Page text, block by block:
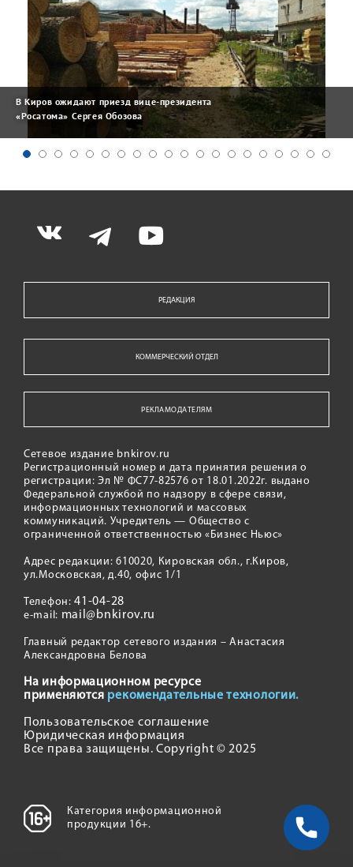
В Киров ожидают приезд вице-президента
«Росатома» Сергея Обозова
РЕДАКЦИЯ
КОММЕРЧЕСКИЙ ОТДЕЛ
РЕКЛАМОДАТЕЛЯМ
Сетевое издание bnkirov.ru
Регистрационный номер и дата принятия решения о
регистрации: Эл № ФС77-82576 от 18.01.2022г. выдано
Федеральной службой по надзору в сфере связи,
информационных технологий и массовых
коммуникаций. Учредитель — Общество с
ограниченной ответственностью «Бизнес Ньюс»
Адрес редакции: 610020, Кировская обл., г.Киров,
ул.Московская, д.40, офис 1/1
Телефон:41-04-28
e-mail: mail@bnkirov.ru
Главный редактор сетевого издания – Анастасия
Александровна Белова
На информационном ресурсе
применяются рекомендательные технологии.
Пользовательское соглашение
Юридическая информация
Все права защищены. Copyright © 2025
Категория информационной
продукции 16+.